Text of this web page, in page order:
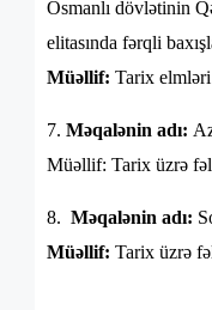
Osmanlı dövlətinin
elitasında fərqli
Müəllif: Tarix
7. Məqalənin adı:
Müəllif: Tarix üzrə
8. Məqalənin adı:
Müəllif: Tarix üzrə